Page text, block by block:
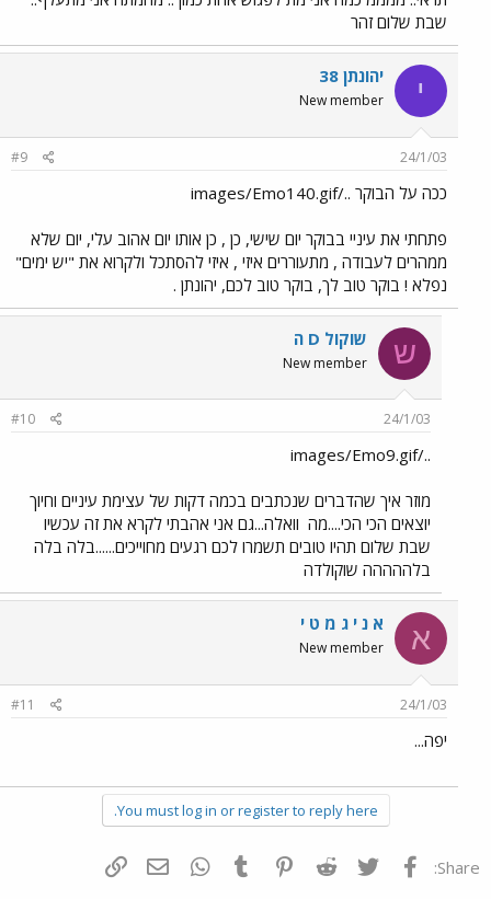
שבת שלום זהר
י יהונתן 38
New member
24/1/03
#9
ככה על הבוקר ../images/Emo140.gif
פתחתי את עיניי בבוקר יום שישי, כן , כן אותו יום אהוב עלי, יום שלא
ממהרים לעבודה , מתעוררים איזי , איזי להסתכל ולקרוא את "יש ימים"
נפלא ! בוקר טוב לך, בוקר טוב לכם, יהונתן .
ש שוקול D ה
New member
24/1/03
#10
../images/Emo9.gif
מוזר איך שהדברים שנכתבים בכמה דקות של עצימת עיניים וחיוך
יוצאים הכי הכי....מה וואלה...גם אני אהבתי לקרא את זה עכשיו
שבת שלום תהיו טובים תשמרו לכם רגעים מחוייכים......בלה בלה
בלההההה שוקולדה
א א נ י ג מ ט י
New member
24/1/03
#11
יפה...
You must log in or register to reply here.
Share: פייסבוק Twitter
Reddit
Pinterest
Tumblr
WhatsAppדואר אלקטרוני